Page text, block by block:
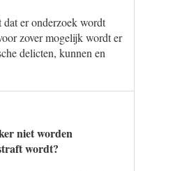
er onderzoek wordt
zover mogelijk wordt er
delicten, kunnen en
niet worden
wordt?